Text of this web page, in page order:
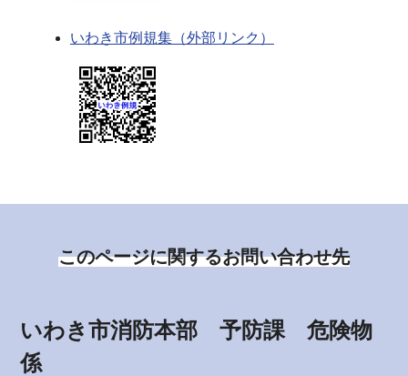
いわき市例規集（外部リンク）
このページに関するお問い合わせ先
いわき市消防本部 予防課 危険物
係